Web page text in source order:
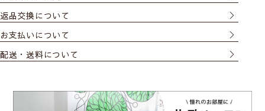
返品交換について
お支払いについて
配送・送料について